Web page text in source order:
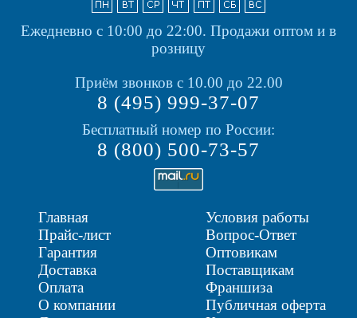
Ежедневно с 10:00 до 22:00. Продажи оптом и в
розницу
Приём звонков с 10.00 до 22.00
8 (495) 999-37-07
Бесплатный номер по России:
8 (800) 500-73-57
Главная
Прайс-лист
Гарантия
Доставка
Оплата
О компании
Условия работы
Вопрос-Ответ
Оптовикам
Поставщикам
Франшиза
Публичная оферта